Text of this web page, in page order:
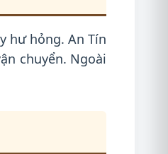
hư hỏng. An Tín
chuyển. Ngoài